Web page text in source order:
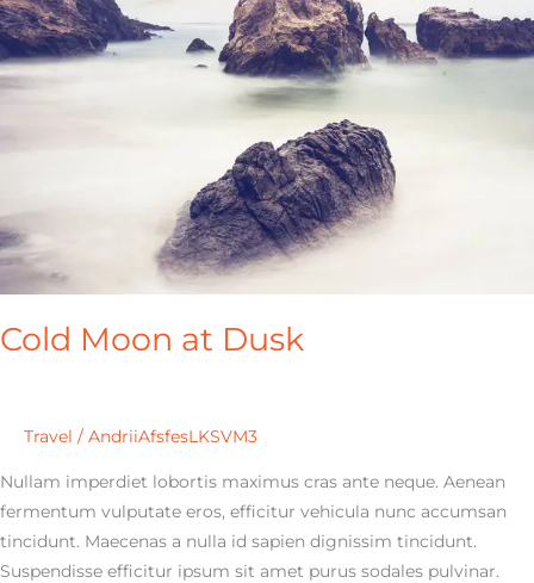
Cold Moon at Dusk
Travel / AndriiAfsfesLKSVM3
Nullam imperdiet lobortis maximus cras ante neque. Aenean
fermentum vulputate eros, efficitur vehicula nunc accumsan
tincidunt. Maecenas a nulla id sapien dignissim tincidunt.
Suspendisse efficitur ipsum sit amet purus sodales pulvinar.
Dusk